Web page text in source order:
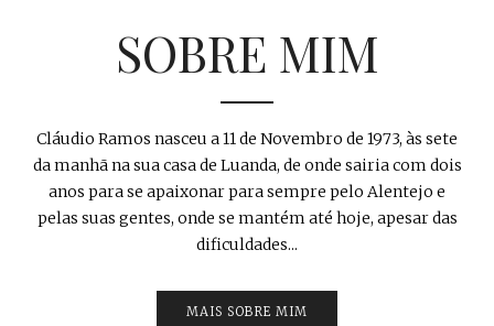
SOBRE MIM
Cláudio Ramos nasceu a 11 de Novembro de 1973, às sete
da manhã na sua casa de Luanda, de onde sairia com dois
anos para se apaixonar para sempre pelo Alentejo e
pelas suas gentes, onde se mantém até hoje, apesar das
dificuldades...
MAIS SOBRE MIM